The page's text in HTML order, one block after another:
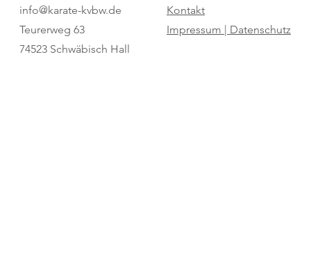
Tobias Himmelsbach ist neuer
Wado-Kai-Prüfer-Referent
Langenauer
info@karate-kvbw.de
Teurerweg 63
74523 Schwäbisch Hall
Kontakt
Impressum | Datenschutz